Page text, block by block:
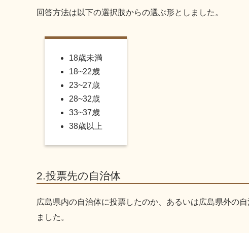
回答方法は以下の選択肢からの選ぶ形としました。
18歳未満
18~22歳
23~27歳
28~32歳
33~37歳
38歳以上
2.投票先の自治体
広島県内の自治体に投票したのか、あるいは広島県外の
ました。